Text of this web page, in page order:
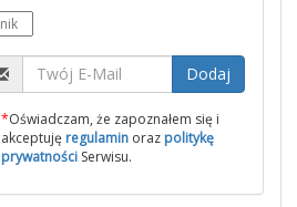
Dodaj
*Oświadczam, że zapoznałem się i
akceptuję regulamin oraz politykę
prywatności Serwisu.